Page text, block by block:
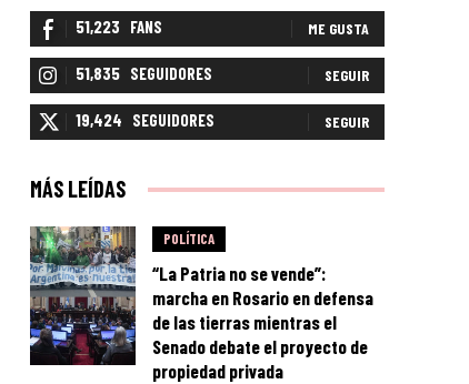
51,223 FANS ME GUSTA
51,835 SEGUIDORES SEGUIR
19,424 SEGUIDORES SEGUIR
MÁS LEÍDAS
POLÍTICA
“La Patria no se vende”:
marcha en Rosario en defensa
de las tierras mientras el
Senado debate el proyecto de
propiedad privada